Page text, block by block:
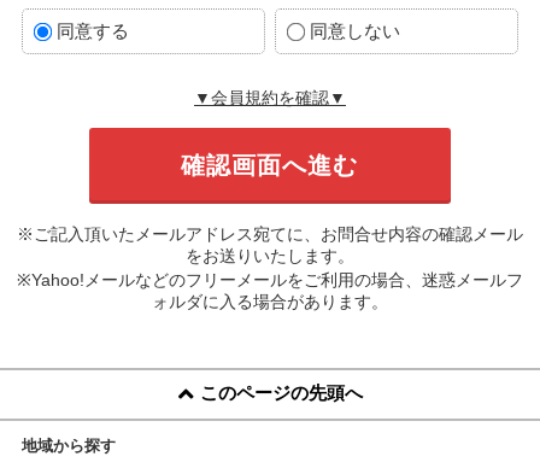
同意する 同意しない
▼会員規約を確認▼
※ご記入頂いたメールアドレス宛てに、お問合せ内容の確認メール
をお送りいたします。
※Yahoo!メールなどのフリーメールをご利用の場合、迷惑メールフ
ォルダに入る場合があります。
このページの先頭へ
地域から探す